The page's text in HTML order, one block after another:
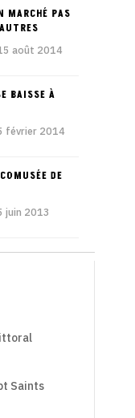
MARCHÉ PAS
août 2014
BAISSE À
février 2014
DE
juin 2013
Saints